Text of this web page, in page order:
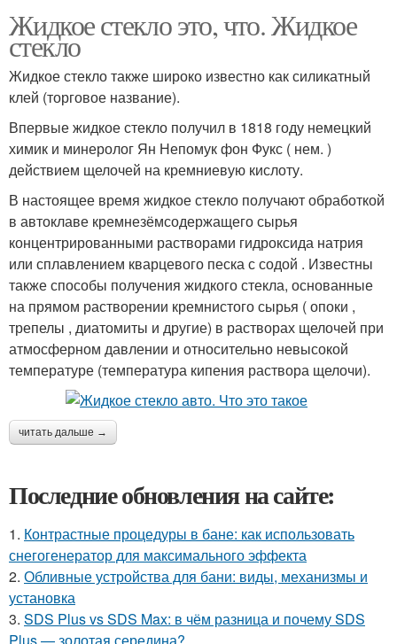
Жидкое стекло это, что. Жидкое
стекло
Жидкое стекло также широко известно как силикатный
клей (торговое название).
Впервые жидкое стекло получил в 1818 году немецкий
химик и минеролог Ян Непомук фон Фукс ( нем. )
действием щелочей на кремниевую кислоту.
В настоящее время жидкое стекло получают обработкой
в автоклаве кремнезёмсодержащего сырья
концентрированными растворами гидроксида натрия
или сплавлением кварцевого песка с содой . Известны
также способы получения жидкого стекла, основанные
на прямом растворении кремнистого сырья ( опоки ,
трепелы , диатомиты и другие) в растворах щелочей при
атмосферном давлении и относительно невысокой
температуре (температура кипения раствора щелочи).
читать дальше →
Последние обновления на сайте:
1. Контрастные процедуры в бане: как использовать
снегогенератор для максимального эффекта
2. Обливные устройства для бани: виды, механизмы и
установка
3. SDS Plus vs SDS Max: в чём разница и почему SDS